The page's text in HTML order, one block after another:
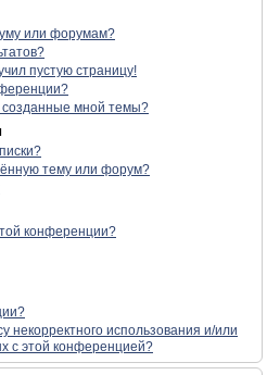
или форумам?
пустую страницу!
созданные мной темы?
тему или форум?
конференции?
некорректного использования и/или
с этой конференцией?